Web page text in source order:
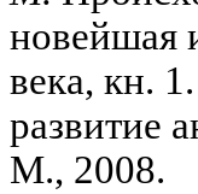
новейшая
века, кн.
развитие
М., 2008.